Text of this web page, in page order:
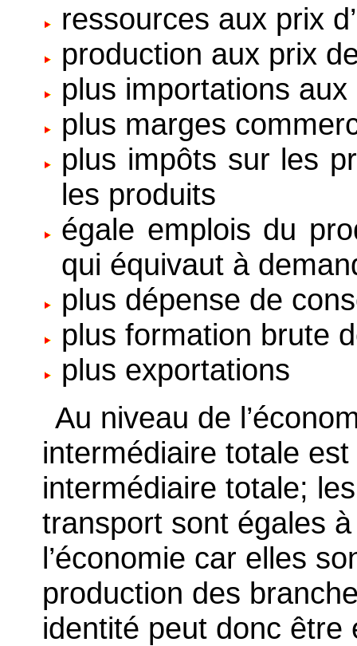
ressources aux prix
production aux prix
plus importations
plus marges
plus impôts sur les
les produits
égale emplois du
qui équivaut à
plus dépense de
plus formation brute
plus exportations
Au niveau de
intermédiaire totale
intermédiaire totale;
transport sont égales
l’économie car elles
production des
identité peut donc être